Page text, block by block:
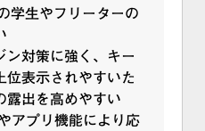
学生やフリーターの
ン対策に強く、キー
位表示されやすいた
露出を高めやすい
アプリ機能により応